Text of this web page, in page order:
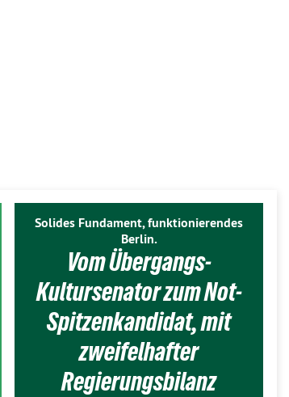
Solides Fundament, funktionierendes
Berlin.
Vom Übergangs-
Kultursenator zum Not-
Spitzenkandidat, mit
zweifelhafter
Regierungsbilanz